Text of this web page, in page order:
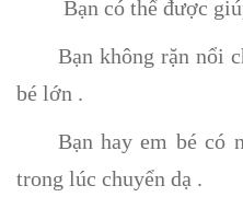
Bạn có thể được
Bạn không rặn nổi
bé lớn .
Bạn hay em bé có
trong lúc chuyển dạ .